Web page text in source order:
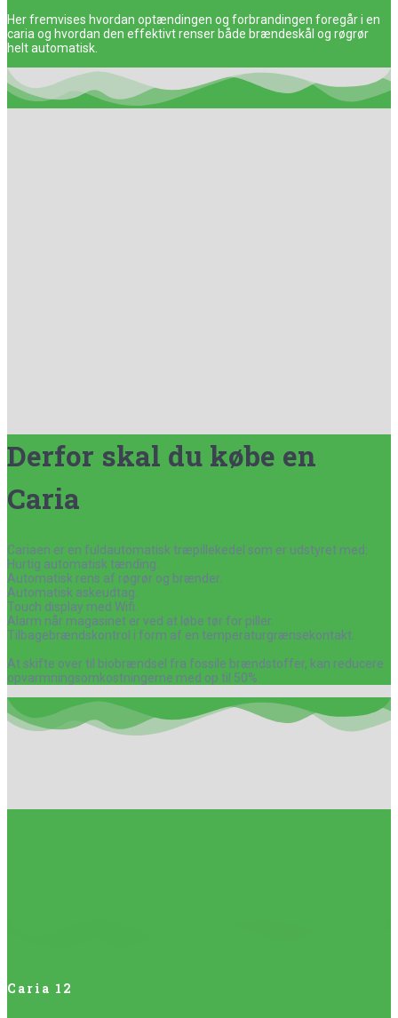
Her fremvises hvordan optændingen og forbrandingen foregår i en
caria og hvordan den effektivt renser både brændeskål og røgrør
helt automatisk.
Derfor skal du købe en
Caria
Cariaen er en fuldautomatisk træpillekedel som er udstyret med:
Hurtig automatisk tænding.
Automatisk rens af røgrør og brænder.
Automatisk askeudtag.
Touch display med Wifi.
Alarm når magasinet er ved at løbe tør for piller.
Tilbagebrændskontrol i form af en temperaturgrænsekontakt.
At skifte over til biobrændsel fra fossile brændstoffer, kan reducere
opvarmningsomkostningerne med op til 50%.
Caria 12